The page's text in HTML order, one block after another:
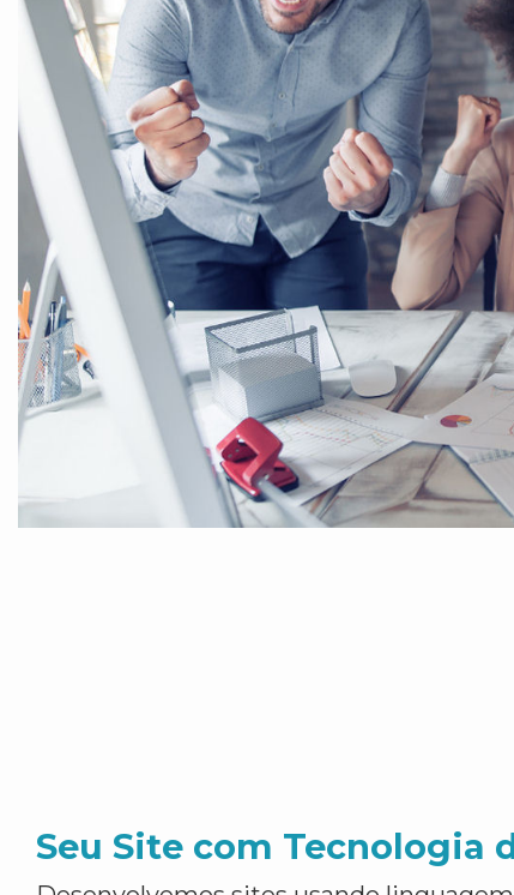
Seu Site com Tecnologia